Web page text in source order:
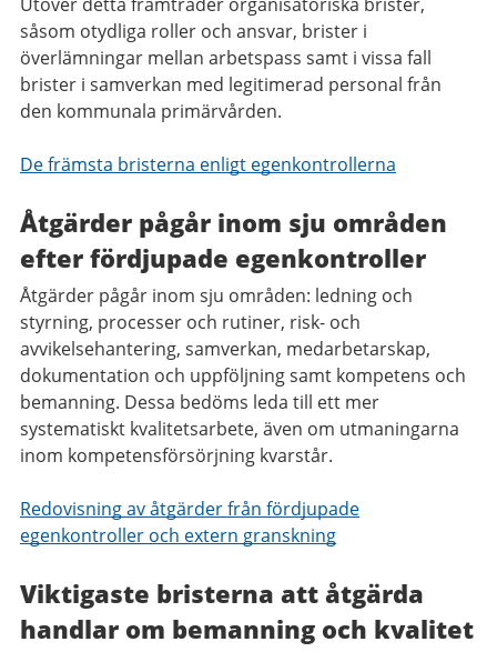
såsom otydliga roller och ansvar, brister i
överlämningar mellan arbetspass samt i vissa fall
brister i samverkan med legitimerad personal från
den kommunala primärvården.
De främsta bristerna enligt egenkontrollerna
Åtgärder pågår inom sju områden
efter fördjupade egenkontroller
Åtgärder pågår inom sju områden: ledning och
styrning, processer och rutiner, risk- och
avvikelsehantering, samverkan, medarbetarskap,
dokumentation och uppföljning samt kompetens och
bemanning. Dessa bedöms leda till ett mer
systematiskt kvalitetsarbete, även om utmaningarna
inom kompetensförsörjning kvarstår.
Redovisning av åtgärder från fördjupade
egenkontroller och extern granskning
Viktigaste bristerna att åtgärda
handlar om bemanning och kvalitet